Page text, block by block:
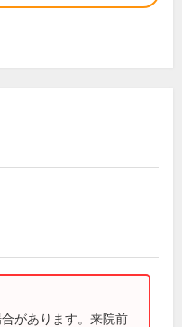
があります。来院前